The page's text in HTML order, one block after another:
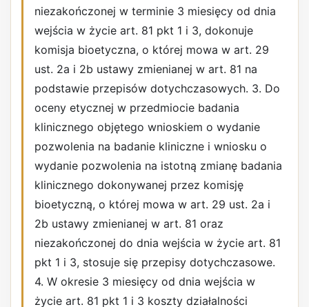
niezakończonej w terminie 3 miesięcy od dnia
wejścia w życie art. 81 pkt 1 i 3, dokonuje
komisja bioetyczna, o której mowa w art. 29
ust. 2a i 2b ustawy zmienianej w art. 81 na
podstawie przepisów dotychczasowych. 3. Do
oceny etycznej w przedmiocie badania
klinicznego objętego wnioskiem o wydanie
pozwolenia na badanie kliniczne i wniosku o
wydanie pozwolenia na istotną zmianę badania
klinicznego dokonywanej przez komisję
bioetyczną, o której mowa w art. 29 ust. 2a i
2b ustawy zmienianej w art. 81 oraz
niezakończonej do dnia wejścia w życie art. 81
pkt 1 i 3, stosuje się przepisy dotychczasowe.
4. W okresie 3 miesięcy od dnia wejścia w
życie art. 81 pkt 1 i 3 koszty działalności